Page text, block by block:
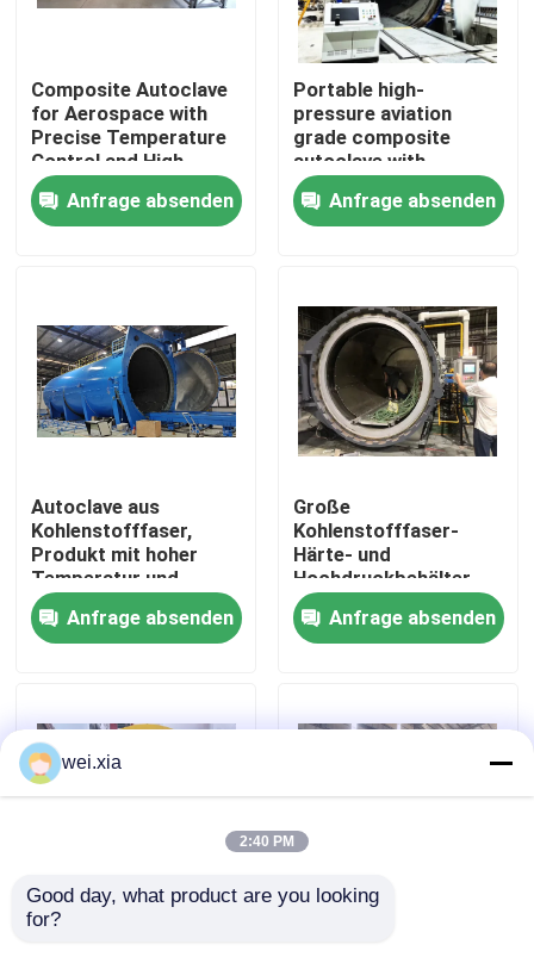
Produkte
Videos
Über uns
Werksbesichtigung
Qualitätskontrolle
Kontakt mit uns
Neuigkeiten
Composite Autoclave
for Aerospace with
Precise Temperature
Control and High-
Pressure Vessel for
Consistent Curing
Anfrage absenden
Portable high-
pressure aviation
grade composite
autoclave with
advanced control
systems for UAV and
aerospace
Anfrage absenden
Autoclave aus
Kohlenstofffaser,
Produkt mit hoher
Temperatur und
hohem Druck,
unterstützt die
Anpassung,
Anfrage absenden
Große
Kohlenstofffaser-
Härte- und
Hochdruckbehälter
Anfrage absenden
Luftfahrt-Drohnen-
wei.xia
2:40 PM
Good day, what product are you looking
for?